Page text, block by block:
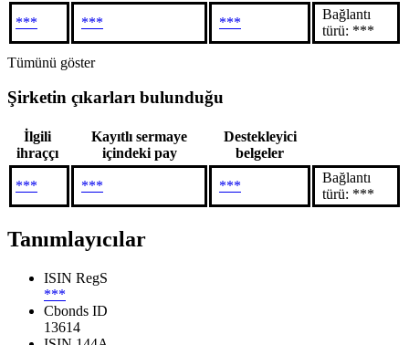
*** *** ***
Bağlantı
türü: ***
Tümünü göster
Şirketin çıkarları bulunduğu
İlgili
ihraççı
Kayıtlı sermaye
içindeki pay
Destekleyici
belgeler
*** *** ***
Bağlantı
türü: ***
Tanımlayıcılar
ISIN RegS
***
Cbonds ID
13614